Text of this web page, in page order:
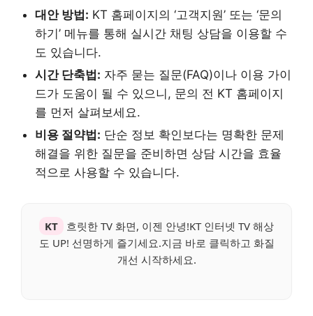
대안 방법: KT 홈페이지의 ‘고객지원’ 또는 ‘문의
하기’ 메뉴를 통해 실시간 채팅 상담을 이용할 수
도 있습니다.
시간 단축법: 자주 묻는 질문(FAQ)이나 이용 가이
드가 도움이 될 수 있으니, 문의 전 KT 홈페이지
를 먼저 살펴보세요.
비용 절약법: 단순 정보 확인보다는 명확한 문제
해결을 위한 질문을 준비하면 상담 시간을 효율
적으로 사용할 수 있습니다.
KT
흐릿한 TV 화면, 이젠 안녕!KT 인터넷 TV 해상
도 UP! 선명하게 즐기세요.지금 바로 클릭하고 화질
개선 시작하세요.